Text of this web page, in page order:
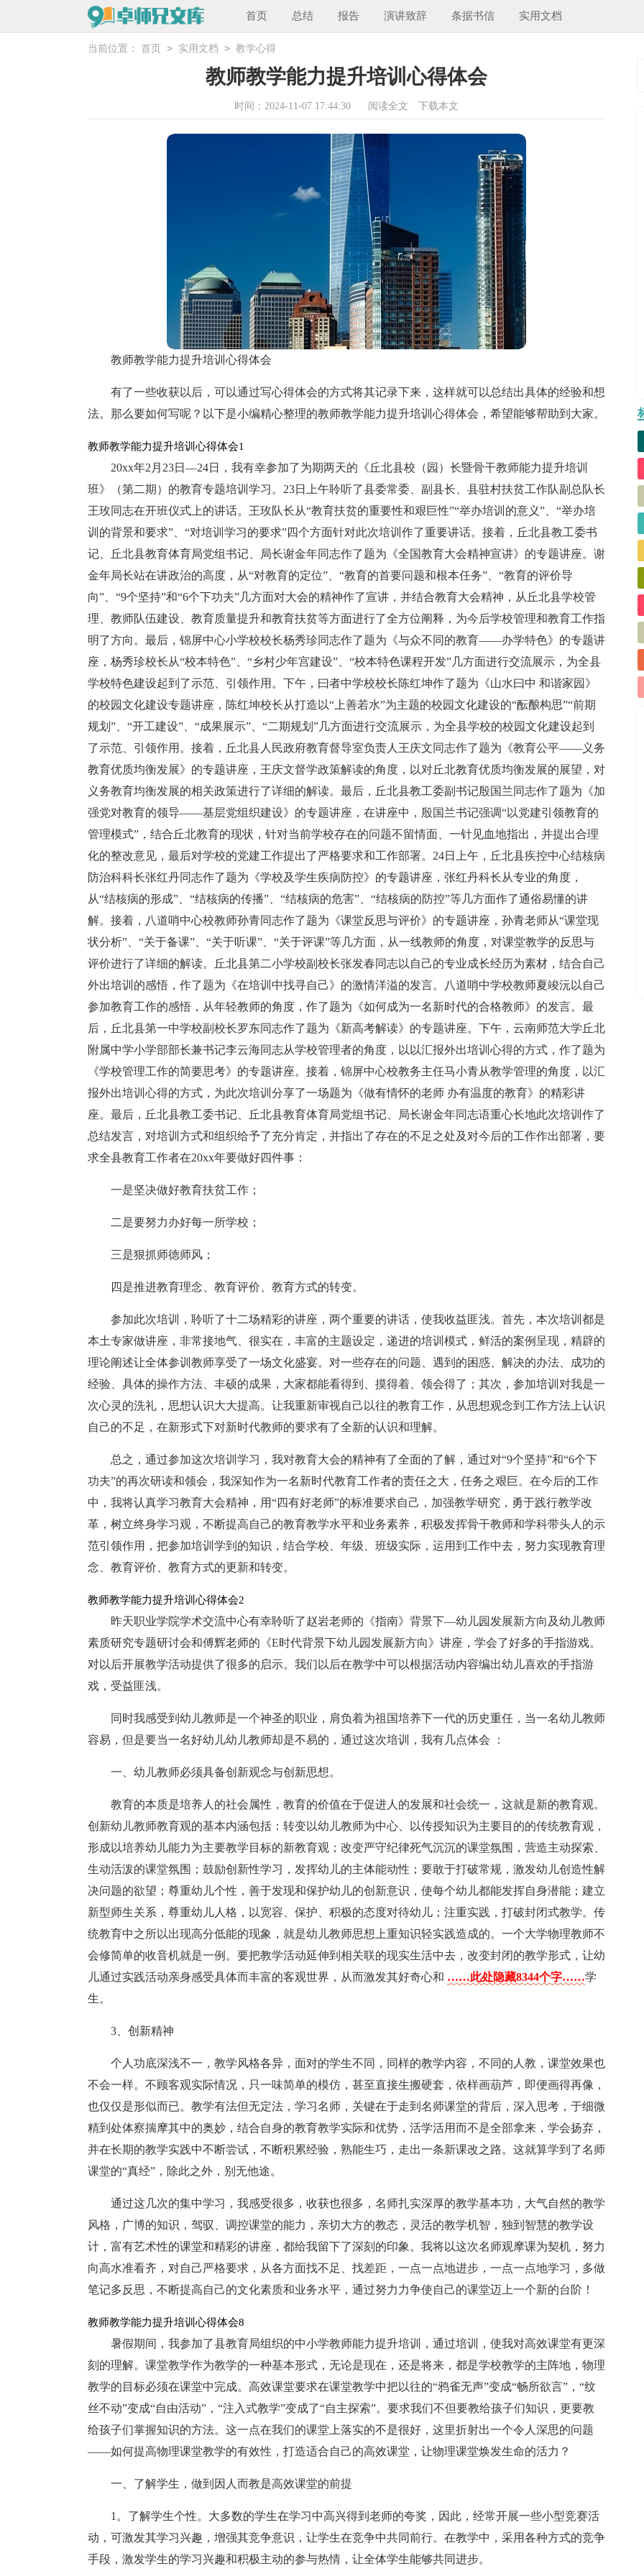
首页 总结 报告 演讲致辞 条据书信 实用文档
当前位置： 首页 > 实用文档 > 教学心得
教师教学能力提升培训心得体会
时间：2024-11-07 17:44:30 阅读全文 下载本文
教师教学能力提升培训心得体会
有了一些收获以后，可以通过写心得体会的方式将其记录下来，这样就可以总结出具体的经验和想
法。那么要如何写呢？以下是小编精心整理的教师教学能力提升培训心得体会，希望能够帮助到大家。
教师教学能力提升培训心得体会1
20xx年2月23日—24日，我有幸参加了为期两天的《丘北县校（园）长暨骨干教师能力提升培训
班》（第二期）的教育专题培训学习。23日上午聆听了县委常委、副县长、县驻村扶贫工作队副总队长
王玫同志在开班仪式上的讲话。王玫队长从“教育扶贫的重要性和艰巨性”“举办培训的意义”、“举办培
训的背景和要求”、“对培训学习的要求”四个方面针对此次培训作了重要讲话。接着，丘北县教工委书
记、丘北县教育体育局党组书记、局长谢金年同志作了题为《全国教育大会精神宣讲》的专题讲座。谢
金年局长站在讲政治的高度，从“对教育的定位”、“教育的首要问题和根本任务”、“教育的评价导
向”、“9个坚持”和“6个下功夫”几方面对大会的精神作了宣讲，并结合教育大会精神，从丘北县学校管
理、教师队伍建设、教育质量提升和教育扶贫等方面进行了全方位阐释，为今后学校管理和教育工作指
明了方向。最后，锦屏中心小学校校长杨秀珍同志作了题为《与众不同的教育——办学特色》的专题讲
座，杨秀珍校长从“校本特色”、“乡村少年宫建设”、“校本特色课程开发”几方面进行交流展示，为全县
学校特色建设起到了示范、引领作用。下午，曰者中学校校长陈红坤作了题为《山水曰中 和谐家园》
的校园文化建设专题讲座，陈红坤校长从打造以“上善若水”为主题的校园文化建设的“酝酿构思”“前期
规划”、“开工建设”、“成果展示”、“二期规划”几方面进行交流展示，为全县学校的校园文化建设起到
了示范、引领作用。接着，丘北县人民政府教育督导室负责人王庆文同志作了题为《教育公平——义务
教育优质均衡发展》的专题讲座，王庆文督学政策解读的角度，以对丘北教育优质均衡发展的展望，对
义务教育均衡发展的相关政策进行了详细的解读。最后，丘北县教工委副书记殷国兰同志作了题为《加
强党对教育的领导——基层党组织建设》的专题讲座，在讲座中，殷国兰书记强调“以党建引领教育的
管理模式”，结合丘北教育的现状，针对当前学校存在的问题不留情面、一针见血地指出，并提出合理
化的整改意见，最后对学校的党建工作提出了严格要求和工作部署。24日上午，丘北县疾控中心结核病
防治科科长张红丹同志作了题为《学校及学生疾病防控》的专题讲座，张红丹科长从专业的角度，
从“结核病的形成”、“结核病的传播”、“结核病的危害”、“结核病的防控”等几方面作了通俗易懂的讲
解。接着，八道哨中心校教师孙青同志作了题为《课堂反思与评价》的专题讲座，孙青老师从“课堂现
状分析”、“关于备课”、“关于听课”、“关于评课”等几方面，从一线教师的角度，对课堂教学的反思与
评价进行了详细的解读。丘北县第二小学校副校长张发春同志以自己的专业成长经历为素材，结合自己
外出培训的感悟，作了题为《在培训中找寻自己》的激情洋溢的发言。八道哨中学校教师夏竣沅以自己
参加教育工作的感悟，从年轻教师的角度，作了题为《如何成为一名新时代的合格教师》的发言。最
后，丘北县第一中学校副校长罗东同志作了题为《新高考解读》的专题讲座。下午，云南师范大学丘北
附属中学小学部部长兼书记李云海同志从学校管理者的角度，以以汇报外出培训心得的方式，作了题为
《学校管理工作的简要思考》的专题讲座。接着，锦屏中心校教务主任马小青从教学管理的角度，以汇
报外出培训心得的方式，为此次培训分享了一场题为《做有情怀的老师 办有温度的教育》的精彩讲
座。最后，丘北县教工委书记、丘北县教育体育局党组书记、局长谢金年同志语重心长地此次培训作了
总结发言，对培训方式和组织给予了充分肯定，并指出了存在的不足之处及对今后的工作作出部署，要
求全县教育工作者在20xx年要做好四件事：
一是坚决做好教育扶贫工作；
二是要努力办好每一所学校；
三是狠抓师德师风；
四是推进教育理念、教育评价、教育方式的转变。
参加此次培训，聆听了十二场精彩的讲座，两个重要的讲话，使我收益匪浅。首先，本次培训都是
本土专家做讲座，非常接地气、很实在，丰富的主题设定，递进的培训模式，鲜活的案例呈现，精辟的
理论阐述让全体参训教师享受了一场文化盛宴。对一些存在的问题、遇到的困惑、解决的办法、成功的
经验、具体的操作方法、丰硕的成果，大家都能看得到、摸得着、领会得了；其次，参加培训对我是一
次心灵的洗礼，思想认识大大提高。让我重新审视自己以往的教育工作，从思想观念到工作方法上认识
自己的不足，在新形式下对新时代教师的要求有了全新的认识和理解。
总之，通过参加这次培训学习，我对教育大会的精神有了全面的了解，通过对“9个坚持”和“6个下
功夫”的再次研读和领会，我深知作为一名新时代教育工作者的责任之大，任务之艰巨。在今后的工作
中，我将认真学习教育大会精神，用“四有好老师”的标准要求自己，加强教学研究，勇于践行教学改
革，树立终身学习观，不断提高自己的教育教学水平和业务素养，积极发挥骨干教师和学科带头人的示
范引领作用，把参加培训学到的知识，结合学校、年级、班级实际，运用到工作中去，努力实现教育理
念、教育评价、教育方式的更新和转变。
教师教学能力提升培训心得体会2
昨天职业学院学术交流中心有幸聆听了赵岩老师的《指南》背景下—幼儿园发展新方向及幼儿教师
素质研究专题研讨会和傅辉老师的《E时代背景下幼儿园发展新方向》讲座，学会了好多的手指游戏。
对以后开展教学活动提供了很多的启示。我们以后在教学中可以根据活动内容编出幼儿喜欢的手指游
戏，受益匪浅。
同时我感受到幼儿教师是一个神圣的职业，肩负着为祖国培养下一代的历史重任，当一名幼儿教师
容易，但是要当一名好幼儿幼儿教师却是不易的，通过这次培训，我有几点体会 ：
一、幼儿教师必须具备创新观念与创新思想。
教育的本质是培养人的社会属性，教育的价值在于促进人的发展和社会统一，这就是新的教育观。
创新幼儿教师教育观的基本内涵包括：转变以幼儿教师为中心、以传授知识为主要目的的传统教育观，
形成以培养幼儿能力为主要教学目标的新教育观；改变严守纪律死气沉沉的课堂氛围，营造主动探索、
生动活泼的课堂氛围；鼓励创新性学习，发挥幼儿的主体能动性；要敢于打破常规，激发幼儿创造性解
决问题的欲望；尊重幼儿个性，善于发现和保护幼儿的创新意识，使每个幼儿都能发挥自身潜能；建立
新型师生关系，尊重幼儿人格，以宽容、保护、积极的态度对待幼儿；注重实践，打破封闭式教学。传
统教育中之所以出现高分低能的现象，就是幼儿教师思想上重知识轻实践造成的。一个大学物理教师不
会修简单的收音机就是一例。要把教学活动延伸到相关联的现实生活中去，改变封闭的教学形式，让幼
儿通过实践活动亲身感受具体而丰富的客观世界，从而激发其好奇心和 ……此处隐藏8344个字……学
生。
3、创新精神
个人功底深浅不一，教学风格各异，面对的学生不同，同样的教学内容，不同的人教，课堂效果也
不会一样。不顾客观实际情况，只一味简单的模仿，甚至直接生搬硬套，依样画葫芦，即便画得再像，
也仅仅是形似而已。教学有法但无定法，学习名师，关键在于走到名师课堂的背后，深入思考，于细微
精到处体察揣摩其中的奥妙，结合自身的教育教学实际和优势，活学活用而不是全部拿来，学会扬弃，
并在长期的教学实践中不断尝试，不断积累经验，熟能生巧，走出一条新课改之路。这就算学到了名师
课堂的“真经”，除此之外，别无他途。
通过这几次的集中学习，我感受很多，收获也很多，名师扎实深厚的教学基本功，大气自然的教学
风格，广博的知识，驾驭、调控课堂的能力，亲切大方的教态，灵活的教学机智，独到智慧的教学设
计，富有艺术性的课堂和精彩的讲座，都给我留下了深刻的印象。我将以这次名师观摩课为契机，努力
向高水准看齐，对自己严格要求，从各方面找不足、找差距，一点一点地进步，一点一点地学习，多做
笔记多反思，不断提高自己的文化素质和业务水平，通过努力力争使自己的课堂迈上一个新的台阶！
教师教学能力提升培训心得体会8
暑假期间，我参加了县教育局组织的中小学教师能力提升培训，通过培训，使我对高效课堂有更深
刻的理解。课堂教学作为教学的一种基本形式，无论是现在，还是将来，都是学校教学的主阵地，物理
教学的目标必须在课堂中完成。高效课堂要求在课堂教学中把以往的“鸦雀无声”变成“畅所欲言”，“纹
丝不动”变成“自由活动”，“注入式教学”变成了“自主探索”。要求我们不但要教给孩子们知识，更要教
给孩子们掌握知识的方法。这一点在我们的课堂上落实的不是很好，这里折射出一个令人深思的问题
——如何提高物理课堂教学的有效性，打造适合自己的高效课堂，让物理课堂焕发生命的活力？
一、了解学生，做到因人而教是高效课堂的前提
1。了解学生个性。大多数的学生在学习中高兴得到老师的夸奖，因此，经常开展一些小型竞赛活
动，可激发其学习兴趣，增强其竞争意识，让学生在竞争中共同前行。在教学中，采用各种方式的竞争
手段，激发学生的学习兴趣和积极主动的参与热情，让全体学生能够共同进步。